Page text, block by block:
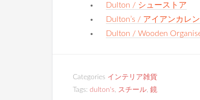
Dulton / シューストア
Dulton’s / アイアンカレ
Dulton / Wooden
Categories インテリア雑貨
Tags: dulton's, スチール, 鏡